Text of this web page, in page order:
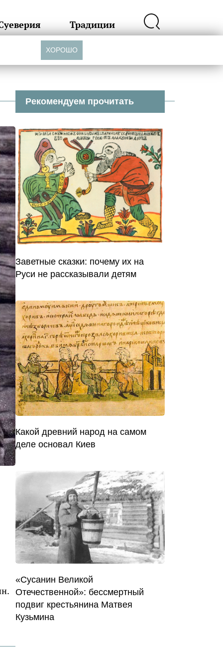
Традиции
Рекомендуем прочитать
Заветные сказки: почему их на
Руси не рассказывали детям
Какой древний народ на самом
деле основал Киев
«Сусанин Великой
Отечественной»: бессмертный
подвиг крестьянина Матвея
Кузьмина
ХОРОШО